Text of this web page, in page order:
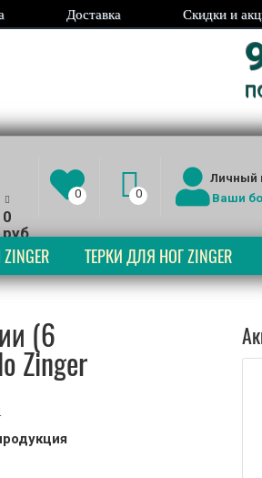
Доставка Скидки и
0
руб.
0 0
Личный
Ваши
ТЕРКИ ДЛЯ НОГ ZINGER
(6
Zinger